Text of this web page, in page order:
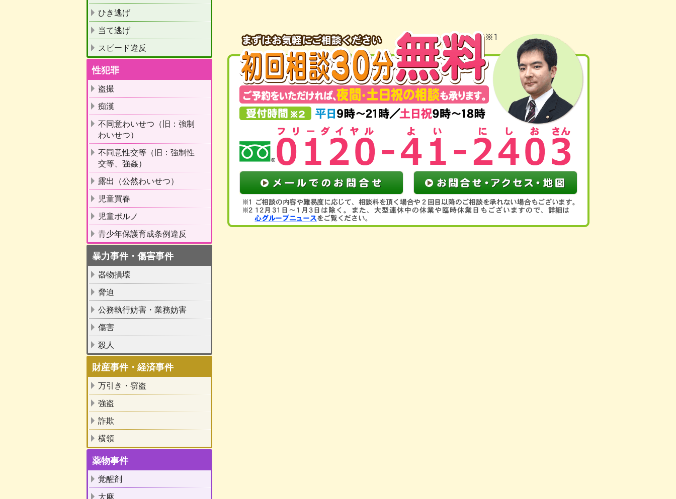
ひき逃げ
当て逃げ
スピード違反
性犯罪
盗撮
痴漢
不同意わいせつ（旧：強制
わいせつ）
不同意性交等（旧：強制性
交等、強姦）
露出（公然わいせつ）
児童買春
児童ポルノ
青少年保護育成条例違反
暴力事件・傷害事件
器物損壊
脅迫
公務執行妨害・業務妨害
傷害
殺人
財産事件・経済事件
万引き・窃盗
強盗
詐欺
横領
薬物事件
覚醒剤
大麻